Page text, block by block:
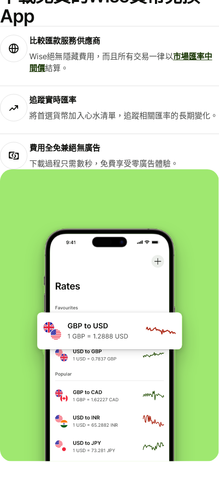
App
比較匯款服務供應商
Wise絕無隱藏費用，而且所有交易一律以市場匯率中
間價結算。
追蹤實時匯率
將首選貨幣加入心水清單，追蹤相關匯率的長期變化。
費用全免兼絕無廣告
下載過程只需數秒，免費享受零廣告體驗。